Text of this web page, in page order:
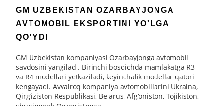
GM UZBEKISTAN OZARBAYJONGA
AVTOMOBIL EKSPORTINI YO'LGA
QO'YDI
GM Uzbekistan kompaniyasi Ozarbayjonga avtomobil
savdosini yangiladi. Birinchi bosqichda mamlakatga R3
va R4 modellari yetkaziladi, keyinchalik modellar qatori
kengayadi. Avvalroq kompaniya avtomobillarini Ukraina,
Qirg‘iziston Respublikasi, Belarus, Afg‘oniston, Tojikiston,